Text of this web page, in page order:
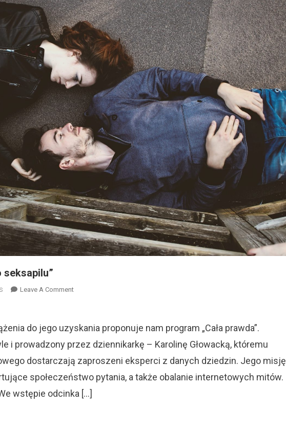
seksapilu”
Leave A CommentOn
„Cała
O
Seksapilu”
do jego uzyskania proponuje nam program „Cała prawda”.
i prowadzony przez dziennikarkę – Karolinę Głowacką, któremu
dostarczają zaproszeni eksperci z danych dziedzin. Jego misję
społeczeństwo pytania, a także obalanie internetowych mitów.
wstępie odcinka […]